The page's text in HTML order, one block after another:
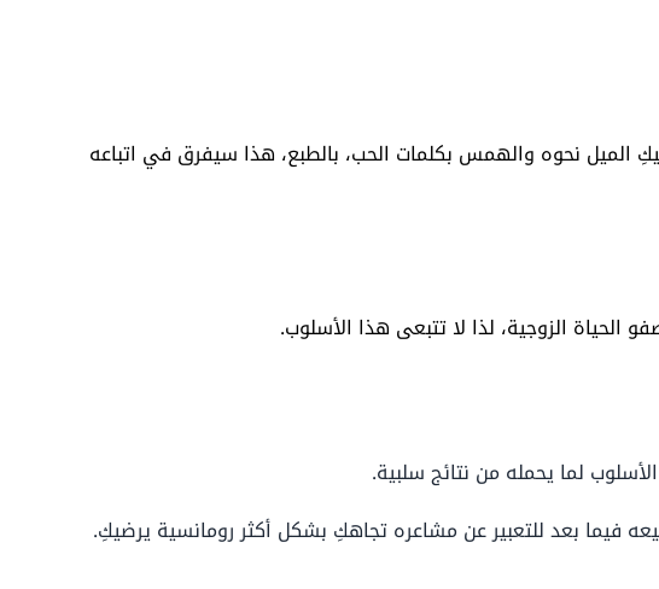
الميل نحوه والهمس بكلمات الحب، بالطبع، هذا سيفرق في اتباعه
الزوجية، لذا لا تتبعى هذا الأسلوب.
لما يحمله من نتائج سلبية.
فيما بعد للتعبير عن مشاعره تجاهكِ بشكل أكثر رومانسية يرضيكِ.